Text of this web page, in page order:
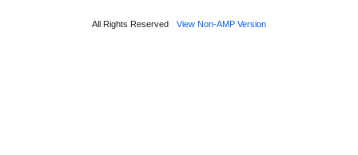
All Rights Reserved View Non-AMP Version